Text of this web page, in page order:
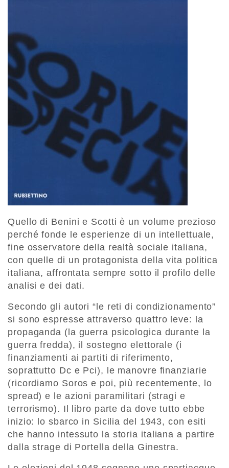
Quello di Benini e Scotti è un volume prezioso
perché fonde le esperienze di un intellettuale,
fine osservatore della realtà sociale italiana,
con quelle di un protagonista della vita politica
italiana, affrontata sempre sotto il profilo delle
analisi e dei dati.
Secondo gli autori “le reti di condizionamento”
si sono espresse attraverso quattro leve: la
propaganda (la guerra psicologica durante la
guerra fredda), il sostegno elettorale (i
finanziamenti ai partiti di riferimento,
soprattutto Dc e Pci), le manovre finanziarie
(ricordiamo Soros e poi, più recentemente, lo
spread) e le azioni paramilitari (stragi e
terrorismo). Il libro parte da dove tutto ebbe
inizio: lo sbarco in Sicilia del 1943, con esiti
che hanno intessuto la storia italiana a partire
dalla strage di Portella della Ginestra.